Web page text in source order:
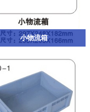
小物流箱